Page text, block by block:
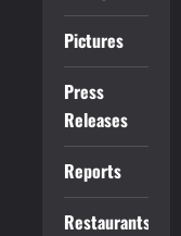
Pictures
Press
Releases
Reports
Restaurants